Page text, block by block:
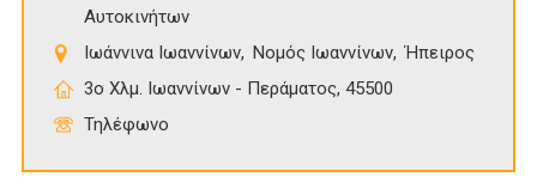
Αυτοκινήτων
Ιωάννινα Ιωαννίνων
Νομός Ιωαννίνων Ήπειρος
3ο Χλμ. Ιωαννίνων - Περάματος, 45500
Τηλέφωνο